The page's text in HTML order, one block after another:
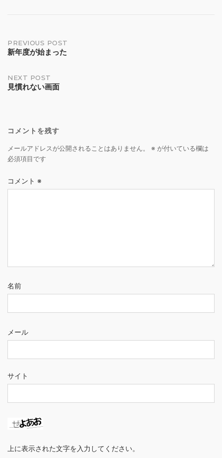
Post
PREVIOUS POST
新年度が始まった
NEXT POST
見慣れない画面
コメントを残す
メールアドレスが公開されることはありません。 ※ が付いている欄は
必須項目です
コメント ※
名前
メール
サイト
上に表示された文字を入力してください。